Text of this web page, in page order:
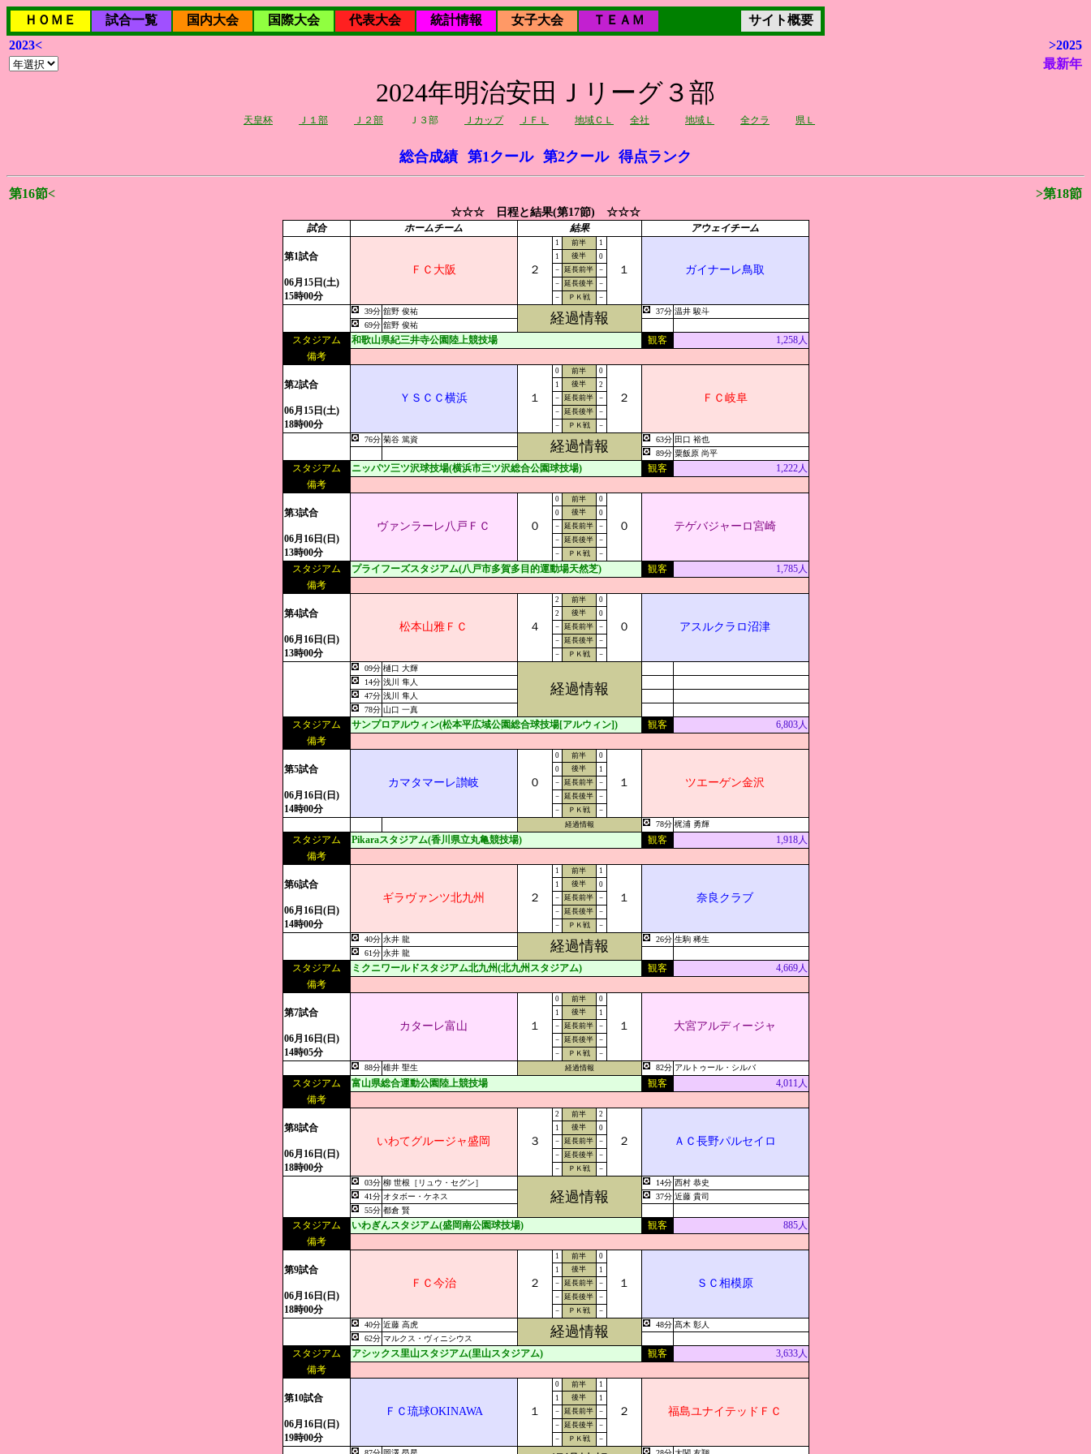
ＨＯＭＥ 試合一覧 国内大会 国際大会 代表大会 統計情報 女子大会 ＴＥＡＭ
サイト概要
2023<
>2025
最新年
2024年明治安田Ｊリーグ３部
天皇杯 Ｊ１部 Ｊ２部 Ｊ３部 Ｊカップ ＪＦＬ 地域ＣＬ 全社 地域Ｌ 全クラ 県Ｌ
総合成績 第1クール 第2クール 得点ランク
第16節< >第18節
☆☆☆ 日程と結果(第17節) ☆☆☆
試合 ホームチーム 結果 アウェイチーム
第1試合
06月15日(土)
15時00分
ＦＣ大阪 ２
1 前半 1
１ ガイナーレ鳥取
1 後半
0
－ 延長前半
－
－ 延長後半
－
－
ＰＫ戦 －
39分 舘野 俊祐 経過情報 37分 温井 駿斗
69分 舘野 俊祐
スタジアム 和歌山県紀三井寺公園陸上競技場 観客
1,258人
備考
第2試合
06月15日(土)
18時00分
ＹＳＣＣ横浜 １
0 前半 0
２ ＦＣ岐阜
1 後半
2
－ 延長前半
－
－ 延長後半
－
－
ＰＫ戦 －
76分 菊谷 篤資 経過情報 63分 田口 裕也
89分 粟飯原 尚平
スタジアム ニッパツ三ツ沢球技場(横浜市三ツ沢総合公園球技場) 観客
1,222人
備考
第3試合
06月16日(日)
13時00分
ヴァンラーレ八戸ＦＣ ０
0 前半 0
０ テゲバジャーロ宮崎
0 後半
0
－ 延長前半
－
－ 延長後半
－
－
ＰＫ戦 －
スタジアム プライフーズスタジアム(八戸市多賀多目的運動場天然芝) 観客
1,785人
備考
第4試合
06月16日(日)
13時00分
松本山雅ＦＣ ４
2 前半 0
０ アスルクラロ沼津
2 後半
0
－ 延長前半
－
－ 延長後半
－
－
ＰＫ戦 －
09分 樋口 大輝
経過情報
14分 浅川 隼人
47分 浅川 隼人
78分 山口 一真
スタジアム サンプロアルウィン(松本平広域公園総合球技場[アルウィン]) 観客
6,803人
備考
第5試合
06月16日(日)
14時00分
カマタマーレ讃岐 ０
0 前半 0
１ ツエーゲン金沢
0 後半
1
－ 延長前半
－
－ 延長後半
－
－
ＰＫ戦
－
経過情報
78分 梶浦 勇輝
スタジアム Pikaraスタジアム(香川県立丸亀競技場) 観客
1,918人
備考
第6試合
06月16日(日)
14時00分
ギラヴァンツ北九州 ２
1 前半 1
１ 奈良クラブ
1 後半
0
－ 延長前半
－
－ 延長後半
－
－
ＰＫ戦 －
40分 永井 龍 経過情報 26分 生駒 稀生
61分 永井 龍
スタジアム ミクニワールドスタジアム北九州(北九州スタジアム) 観客
4,669人
備考
第7試合
06月16日(日)
14時05分
カターレ富山 １
0 前半 0
１ 大宮アルディージャ
1 後半
1
－ 延長前半
－
－ 延長後半
－
－
ＰＫ戦 －
88分 碓井 聖生 経過情報 82分 アルトゥール・シルバ
スタジアム 富山県総合運動公園陸上競技場 観客
4,011人
備考
第8試合
06月16日(日)
18時00分
いわてグルージャ盛岡 ３
2 前半 2
２ ＡＣ長野パルセイロ
1 後半
0
－ 延長前半
－
－ 延長後半
－
－
ＰＫ戦 －
03分 柳 世根［リュウ・セグン］
経過情報
14分 西村 恭史
41分 オタボー・ケネス 37分 近藤 貴司
55分 都倉 賢
スタジアム いわぎんスタジアム(盛岡南公園球技場) 観客
885人
備考
第9試合
06月16日(日)
18時00分
ＦＣ今治 ２
1 前半 0
１ ＳＣ相模原
1 後半
1
－ 延長前半
－
－ 延長後半
－
－
ＰＫ戦 －
40分 近藤 高虎 経過情報 48分 髙木 彰人
62分 マルクス・ヴィニシウス
スタジアム アシックス里山スタジアム(里山スタジアム) 観客
3,633人
備考
第10試合
06月16日(日)
19時00分
ＦＣ琉球OKINAWA １
0 前半 1
２ 福島ユナイテッドＦＣ
1 後半
1
－ 延長前半
－
－ 延長後半
－
－
ＰＫ戦 －